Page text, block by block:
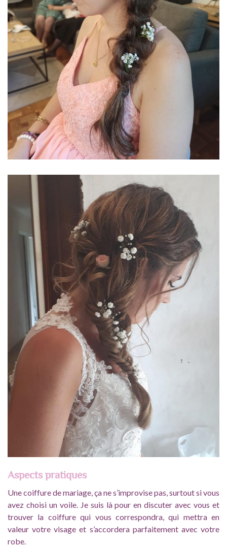
Aspects pratiques
Une coiffure de mariage, ça ne s’improvise pas, surtout si vous
avez choisi un voile. Je suis là pour en discuter avec vous et
trouver la coiffure qui vous correspondra, qui mettra en
valeur votre visage et s’accordera parfaitement avec votre
robe.